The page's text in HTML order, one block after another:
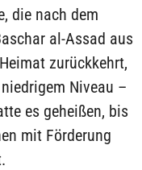
die nach dem
al-Assad aus
zurückkehrt,
Niveau –
es geheißen, bis
mit Förderung